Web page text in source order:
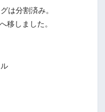
は分割済み。
移しました。